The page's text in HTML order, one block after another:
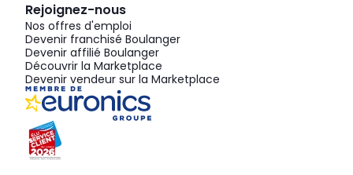
Rejoignez-nous
Nos offres d'emploi
Devenir franchisé Boulanger
Devenir affilié Boulanger
Découvrir la Marketplace
Devenir vendeur sur la Marketplace